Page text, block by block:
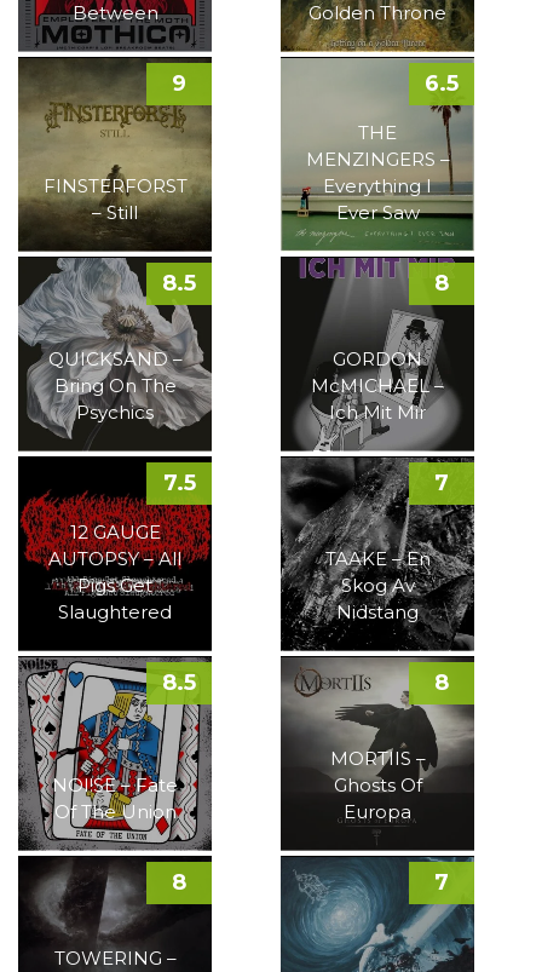
Between
Golden Throne
FINSTERFORST
– Still
9
THE
MENZINGERS –
Everything I
Ever Saw
6.5
QUICKSAND –
Bring On The
Psychics
8.5
GORDON
McMICHAEL –
Ich Mit Mir
8
12 GAUGE
AUTOPSY – All
Pigs Get
Slaughtered
7.5
TAAKE – En
Skog Av
Nidstang
7
NOI!SE – Fate
Of The Union
8.5
MORTIIS –
Ghosts Of
Europa
8
TOWERING –
8 7